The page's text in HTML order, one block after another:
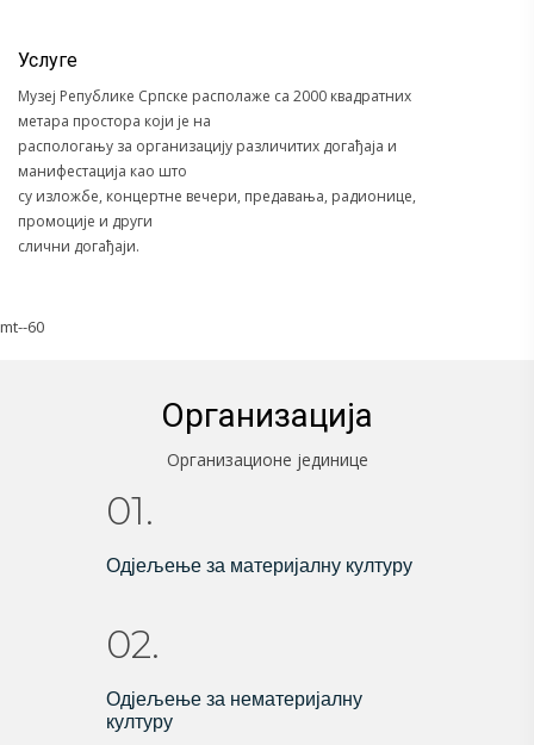
Услуге
Музеј Републике Српске располаже са 2000 квадратних
метара простора који је на
распологању за организацију различитих догађаја и
манифестација као што
су изложбе, концертне вечери, предавања, радионице,
промоције и други
слични догађаји.
mt--60
Организација
Организационе јединице
01.
Одјељење за материјалну културу
02.
Одјељење за нематеријалну
културу